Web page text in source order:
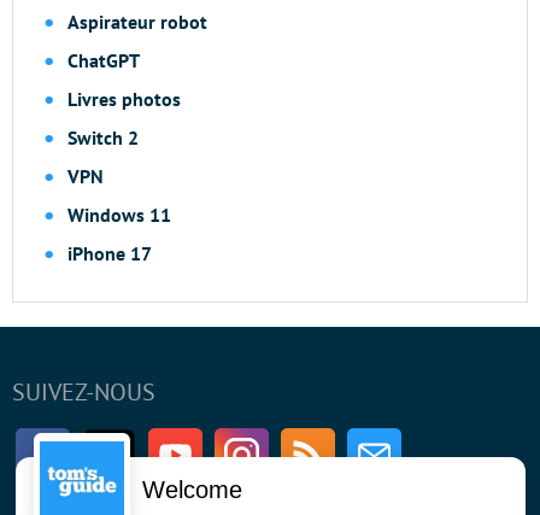
Aspirateur robot
ChatGPT
Livres photos
Switch 2
VPN
Windows 11
iPhone 17
SUIVEZ-NOUS
FacebookTwitter Youtube InstagramRSS Newsletter
Welcome